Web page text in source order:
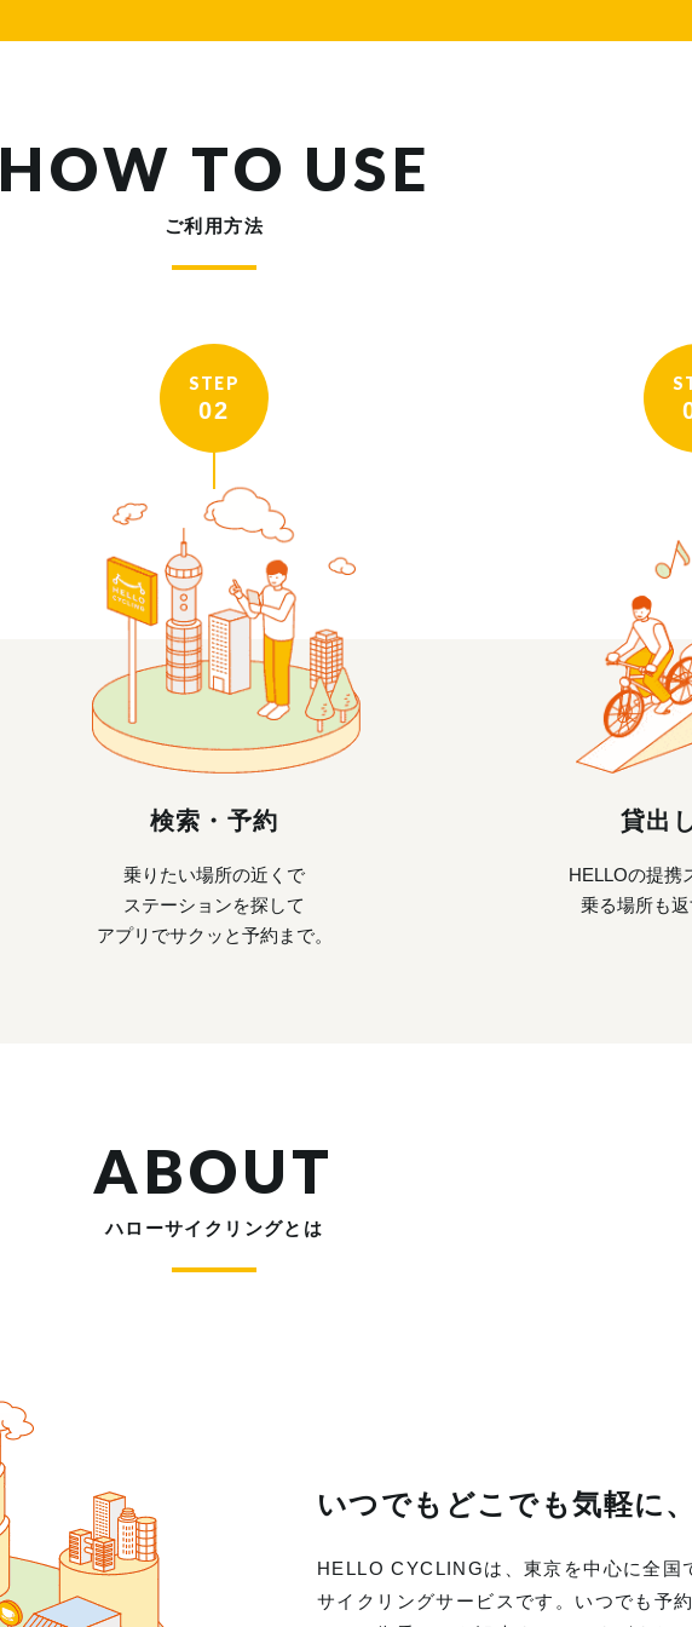
HOW TO USE
ご利用方法
STEP
02
検索・予約
乗りたい場所の近くで
ステーションを探して
アプリでサクッと予約まで。
貸出
HELLOの提携
乗る場所も返
ABOUT
ハローサイクリングとは
いつでもどこでも気軽に
HELLO CYCLINGは、東京を中心に全国
サイクリングサービスです。いつでも予